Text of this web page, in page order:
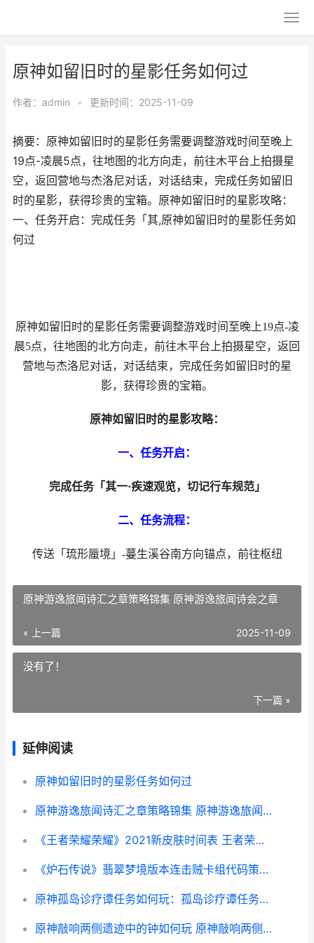
原神如留旧时的星影任务如何过
作者： admin • 更新时间：2025-11-09
摘要：原神如留旧时的星影任务需要调整游戏时间至晚上
19点-凌晨5点，往地图的北方向走，前往木平台上拍摄星
空，返回营地与杰洛尼对话，对话结束，完成任务如留旧
时的星影，获得珍贵的宝箱。原神如留旧时的星影攻略：
一、任务开启：完成任务「其,原神如留旧时的星影任务如
何过
原神如留旧时的星影任务需要调整游戏时间至晚上19点-凌
晨5点，往地图的北方向走，前往木平台上拍摄星空，返回
营地与杰洛尼对话，对话结束，完成任务如留旧时的星
影，获得珍贵的宝箱。
原神如留旧时的星影攻略：
一、任务开启：
完成任务「其一·疾速观览，切记行车规范」
二、任务流程：
传送「琉形蜃境」-蔓生溪谷南方向锚点，前往枢纽
原神游逸旅闻诗汇之章策略锦集 原神游逸旅闻诗会之章
« 上一篇 2025-11-09
没有了！
下一篇 »
延伸阅读
原神如留旧时的星影任务如何过
原神游逸旅闻诗汇之章策略锦集 原神游逸旅闻诗会之章
《王者荣耀荣耀》2021新皮肤时间表 王者荣耀荣耀称号哪个含金量最高
《炉石传说》翡翠梦境版本连击贼卡组代码策略 炉石feno
原神孤岛诊疗谭任务如何玩：孤岛诊疗谭任务图片文字步骤 原神孤岛诊疗谭任务后续
原神敲响两侧遗迹中的钟如何玩 原神敲响两侧遗迹中的钟怎么解密